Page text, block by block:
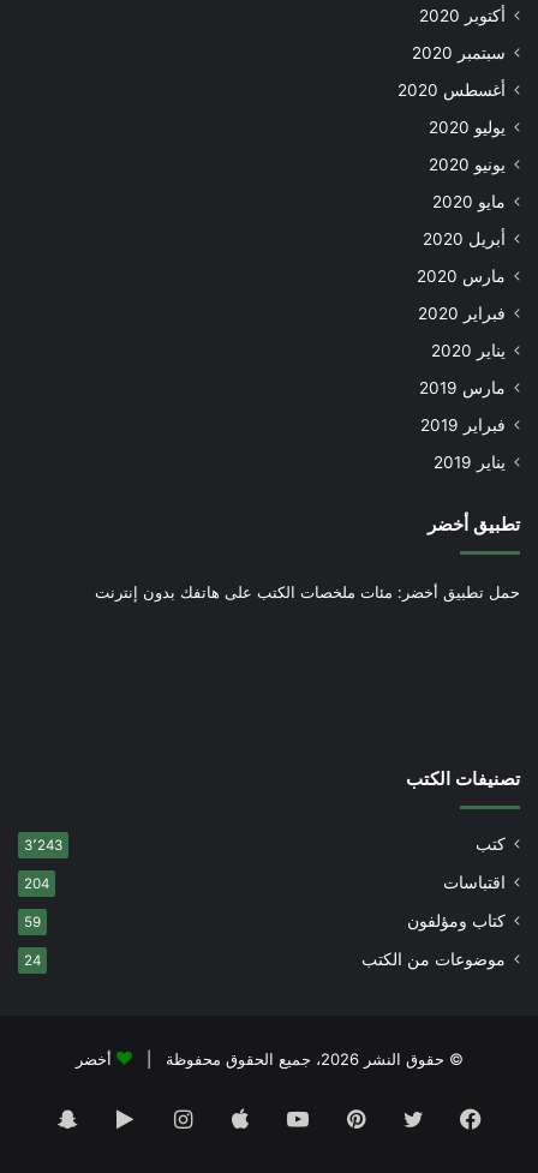
أكتوبر 2020
سبتمبر 2020
أغسطس 2020
يوليو 2020
يونيو 2020
مايو 2020
أبريل 2020
مارس 2020
فبراير 2020
يناير 2020
مارس 2019
فبراير 2019
يناير 2019
تطبيق أخضر
حمل تطبيق أخضر: مئات ملخصات الكتب على هاتفك بدون إنترنت
تصنيفات الكتب
كتب 3٬243
اقتباسات 204
كتاب ومؤلفون 59
موضوعات من الكتب 24
© حقوق النشر 2026، جميع الحقوق محفوظة | أخضر
فيسبوك تويتر بينتيريستيوتيوب انستقرام‏Google